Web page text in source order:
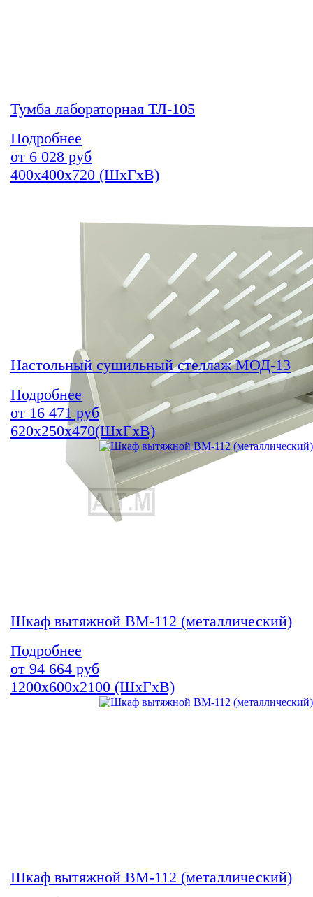
Тумба лабораторная ТЛ-105
Подробнее
от 6 028 руб
400х400х720 (ШхГхВ)
Настольный сушильный стеллаж МОД-13
Подробнее
от 16 471 руб
620х250х470(ШхГхВ)
Шкаф вытяжной ВМ-112 (металлический)
Подробнее
от 94 664 руб
1200х600х2100 (ШхГхВ)
Шкаф вытяжной ВМ-112 (металлический)